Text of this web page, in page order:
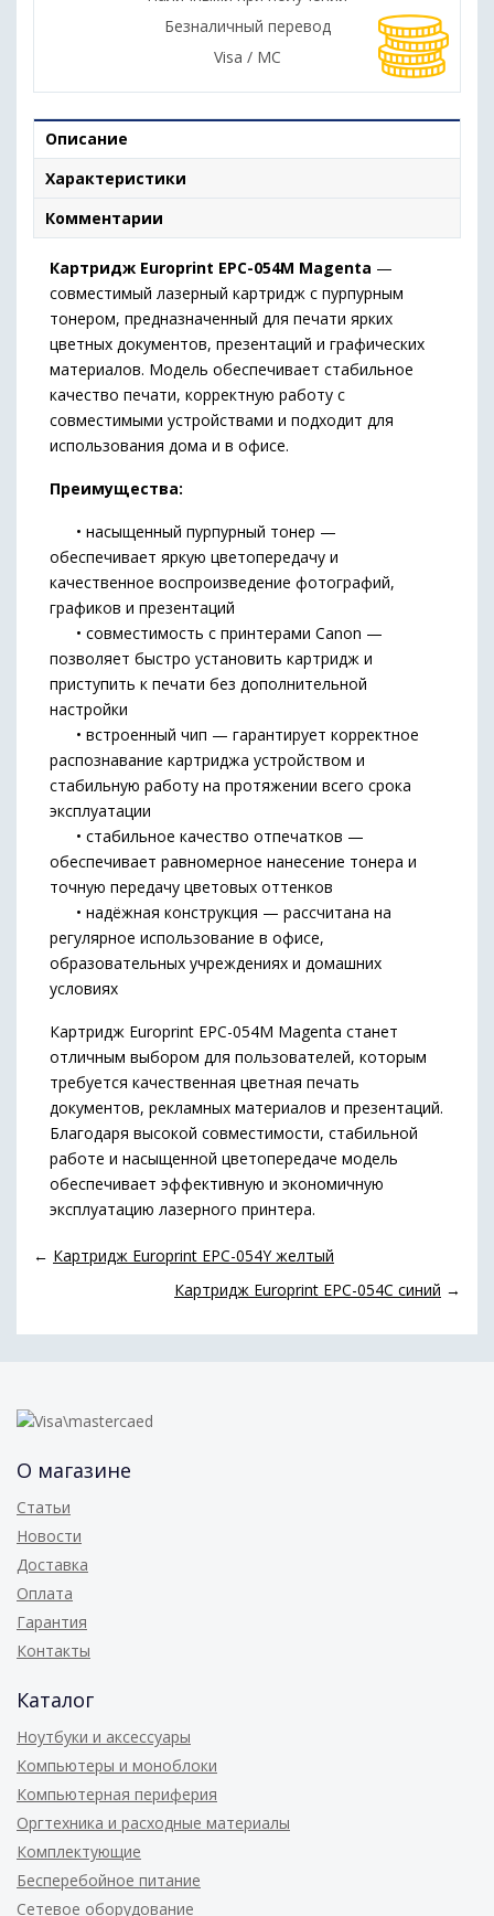
Безналичный перевод
Visa / MC
Описание
Характеристики
Комментарии
Картридж Europrint EPC-054M Magenta —
совместимый лазерный картридж с пурпурным
тонером, предназначенный для печати ярких
цветных документов, презентаций и графических
материалов. Модель обеспечивает стабильное
качество печати, корректную работу с
совместимыми устройствами и подходит для
использования дома и в офисе.
Преимущества:
• насыщенный пурпурный тонер —
обеспечивает яркую цветопередачу и
качественное воспроизведение фотографий,
графиков и презентаций
• совместимость с принтерами Canon —
позволяет быстро установить картридж и
приступить к печати без дополнительной
настройки
• встроенный чип — гарантирует корректное
распознавание картриджа устройством и
стабильную работу на протяжении всего срока
эксплуатации
• стабильное качество отпечатков —
обеспечивает равномерное нанесение тонера и
точную передачу цветовых оттенков
• надёжная конструкция — рассчитана на
регулярное использование в офисе,
образовательных учреждениях и домашних
условиях
Картридж Europrint EPC-054M Magenta станет
отличным выбором для пользователей, которым
требуется качественная цветная печать
документов, рекламных материалов и презентаций.
Благодаря высокой совместимости, стабильной
работе и насыщенной цветопередаче модель
обеспечивает эффективную и экономичную
эксплуатацию лазерного принтера.
← Картридж Europrint EPC-054Y желтый
Картридж Europrint EPC-054C синий →
О магазине
Статьи
Новости
Доставка
Оплата
Гарантия
Контакты
Каталог
Ноутбуки и аксессуары
Компьютеры и моноблоки
Компьютерная периферия
Оргтехника и расходные материалы
Комплектующие
Бесперебойное питание
Сетевое оборудование